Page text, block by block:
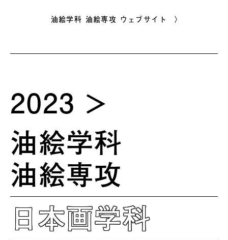
油絵学科 油絵専攻 ウェブサイト 〉
2023
油絵学科
油絵専攻
日本画学科